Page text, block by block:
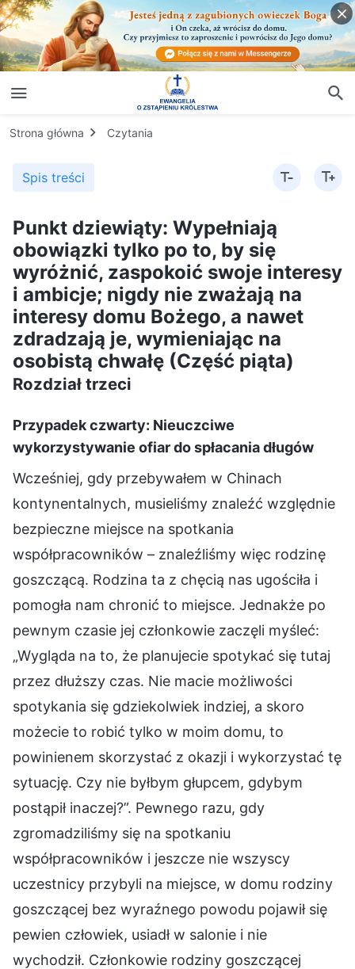
Strona główna Czytania
Spis treści
Punkt dziewiąty: Wypełniają
obowiązki tylko po to, by się
wyróżnić, zaspokoić swoje interesy
i ambicje; nigdy nie zważają na
interesy domu Bożego, a nawet
zdradzają je, wymieniając na
osobistą chwałę (Część piąta)
Rozdział trzeci
Przypadek czwarty: Nieuczciwe
wykorzystywanie ofiar do spłacania długów
Wcześniej, gdy przebywałem w Chinach
kontynentalnych, musieliśmy znaleźć względnie
bezpieczne miejsce na spotkania
współpracowników – znaleźliśmy więc rodzinę
goszczącą. Rodzina ta z chęcią nas ugościła i
pomogła nam chronić to miejsce. Jednakże po
pewnym czasie jej członkowie zaczęli myśleć:
„Wygląda na to, że planujecie spotykać się tutaj
przez dłuższy czas. Nie macie możliwości
spotykania się gdziekolwiek indziej, a skoro
możecie to robić tylko w moim domu, to
powinienem skorzystać z okazji i wykorzystać tę
sytuację. Czy nie byłbym głupcem, gdybym
postąpił inaczej?”. Pewnego razu, gdy
zgromadziliśmy się na spotkaniu
współpracowników i jeszcze nie wszyscy
uczestnicy przybyli na miejsce, w domu rodziny
goszczącej bez wyraźnego powodu pojawił się
pewien człowiek, usiadł w salonie i nie
wychodził. Członkowie rodziny goszczącej